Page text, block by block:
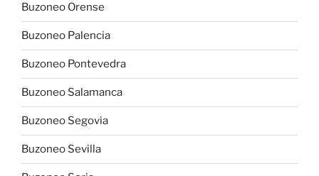
Buzoneo Orense
Buzoneo Palencia
Buzoneo Pontevedra
Buzoneo Salamanca
Buzoneo Segovia
Buzoneo Sevilla